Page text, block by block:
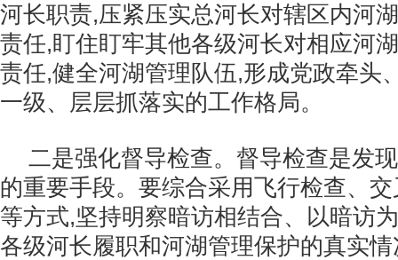
河长职责,压紧压实总河长对辖区内河
责任,盯住盯牢其他各级河长对相应河
责任,健全河湖管理队伍,形成党政牵头
一级、层层抓落实的工作格局。
二是强化督导检查。督导检查是发
的重要手段。要综合采用飞行检查、
等方式,坚持明察暗访相结合、以暗访
各级河长履职和河湖管理保护的真实